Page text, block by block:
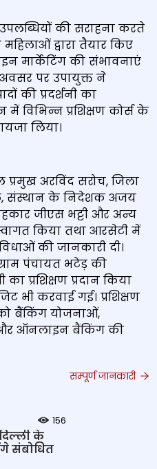
की सराहना करते
द्वारा तैयार किए
मार्केटिंग की संभावनाएं
अवसर पर उपायुक्त ने
की प्रदर्शनी का
विभिन्न प्रशिक्षण कोर्स के
लिया।
अरविंद सरोच, जिला
संस्थान के निदेशक अजय
जीएस भट्टी और अन्य
किया तथा आरसेटी में
की जानकारी दी।
पंचायत भटेड़ की
प्रशिक्षण प्रदान किया
भी करवाई गई। प्रशिक्षण
बैंकिंग योजनाओं,
और ऑनलाइन बैंकिंग की
सम्पूर्ण जानकारी
156
के
संबोधित